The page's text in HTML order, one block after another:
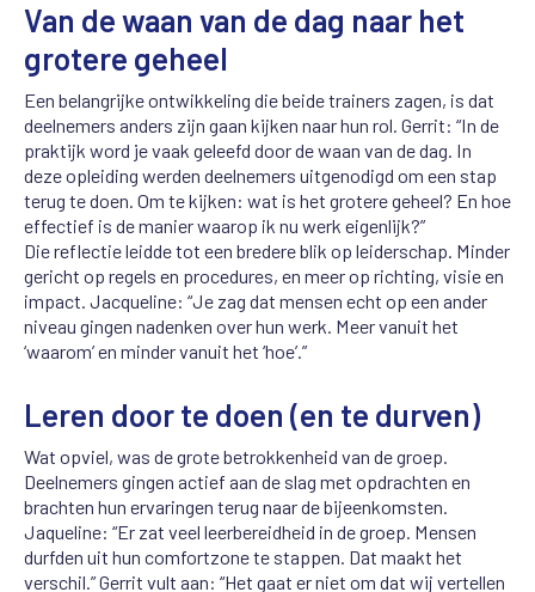
Van de waan van de dag naar het
grotere geheel
Een belangrijke ontwikkeling die beide trainers zagen, is dat
deelnemers anders zijn gaan kijken naar hun rol. Gerrit: “In de
praktijk word je vaak geleefd door de waan van de dag. In
deze opleiding werden deelnemers uitgenodigd om een stap
terug te doen. Om te kijken: wat is het grotere geheel? En hoe
effectief is de manier waarop ik nu werk eigenlijk?”
Die reflectie leidde tot een bredere blik op leiderschap. Minder
gericht op regels en procedures, en meer op richting, visie en
impact. Jacqueline: “Je zag dat mensen echt op een ander
niveau gingen nadenken over hun werk. Meer vanuit het
‘waarom’ en minder vanuit het ‘hoe’.”
Leren door te doen (en te durven)
Wat opviel, was de grote betrokkenheid van de groep.
Deelnemers gingen actief aan de slag met opdrachten en
brachten hun ervaringen terug naar de bijeenkomsten.
Jaqueline: “Er zat veel leerbereidheid in de groep. Mensen
durfden uit hun comfortzone te stappen. Dat maakt het
verschil.” Gerrit vult aan: “Het gaat er niet om dat wij vertellen